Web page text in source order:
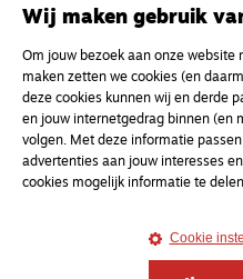
MagazineOnderweg
Kvk-nummer 33277063
NL46 INGB 0117 5827 86
info@onderwegonline.nl
Wij maken gebruik
Om jouw bezoek aan onze website
maken zetten we cookies (en
deze cookies kunnen wij en derde
en jouw internetgedrag binnen (en
volgen. Met deze informatie
advertenties aan jouw interesses
cookies mogelijk informatie te
Cookie